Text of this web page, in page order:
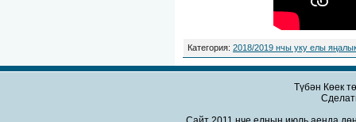
Категория: 2018/2019 нчы уку елы
Түбән Көек